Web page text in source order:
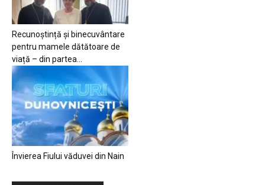
Recunoștință și binecuvântare
pentru mamele dătătoare de
viață – din partea...
Învierea Fiului văduvei din Nain